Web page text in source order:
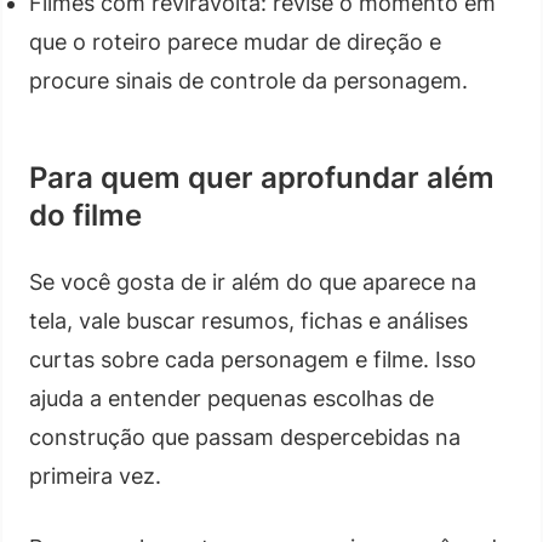
que o roteiro parece mudar de direção e
procure sinais de controle da personagem.
Para quem quer aprofundar além
do filme
Se você gosta de ir além do que aparece na
tela, vale buscar resumos, fichas e análises
curtas sobre cada personagem e filme. Isso
ajuda a entender pequenas escolhas de
construção que passam despercebidas na
primeira vez.